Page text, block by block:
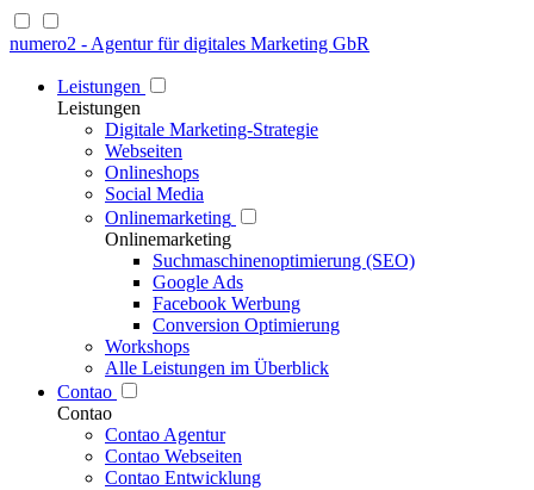
numero2 - Agentur für digitales Marketing GbR
Leistungen
Leistungen
Digitale Marketing-Strategie
Webseiten
Onlineshops
Social Media
Onlinemarketing
Onlinemarketing
Suchmaschinenoptimierung (SEO)
Google Ads
Facebook Werbung
Conversion Optimierung
Workshops
Alle Leistungen im Überblick
Contao
Contao
Contao Agentur
Contao Webseiten
Contao Entwicklung